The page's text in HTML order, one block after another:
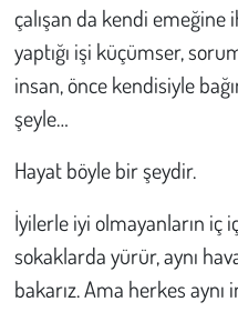
çalışan da kendi emeğine
yaptığı işi küçümser,
insan, önce kendisiyle
şeyle…
Hayat böyle bir şeydir.
İyilerle iyi olmayanların iç
sokaklarda yürür, aynı
bakarız. Ama herkes aynı